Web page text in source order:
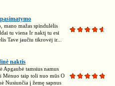
mano mažas spindulėlis
tu viena Ir naktį tu esi
Tave jaučiu tikrovėj ir...
naktis
Apgaubė tamsius namus
Mėnuo taip toli nuo mūs O
Nusiunčia į žemę sapnus